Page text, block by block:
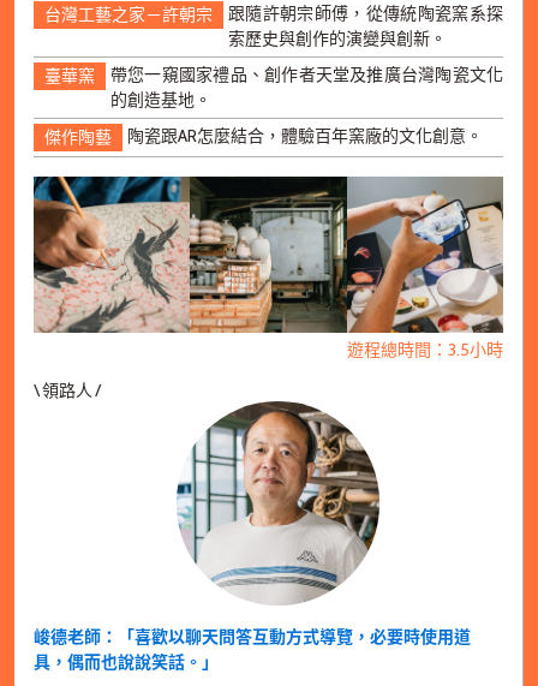
台灣工藝之家－許朝宗
跟隨許朝宗師傅，從傳統陶瓷窯系探
索歷史與創作的演變與創新。
臺華窯
帶您一窺國家禮品、創作者天堂及推廣台灣陶瓷文化
的創造基地。
傑作陶藝
陶瓷跟AR怎麼結合，體驗百年窯廠的文化創意。
遊程總時間：3.5小時
\ 領路人 /
峻德老師：「喜歡以聊天問答互動方式導覽，必要時使用道
具，偶而也說說笑話。」